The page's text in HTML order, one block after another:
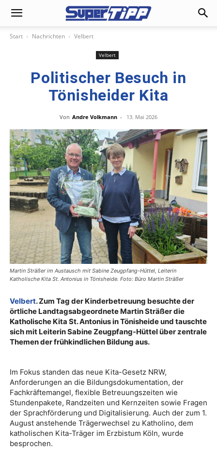
Start Nachrichten Velbert
Velbert
Politischer Besuch in
Tönisheider Kita
Von Andre Volkmann - 13. Mai 2026
Martin Sträßer im Austausch mit Sabine Zeugpfang-Hüttel, Leiterin
Katholische Kita St. Antonius in Tönisheide. Foto: Büro Martin Sträßer
Velbert. Zum Tag der Kinderbetreuung besuchte der
örtliche Landtagsabgeordnete Martin Sträßer die
Katholische Kita St. Antonius in Tönisheide und tauschte
sich mit Leiterin Sabine Zeugpfang-Hüttel über zentrale
Themen der frühkindlichen Bildung aus.
Im Fokus standen das neue Kita-Gesetz NRW,
Anforderungen an die Bildungsdokumentation, der
Fachkräftemangel, flexible Betreuungszeiten wie
Stundenpakete, Randzeiten und Kernzeiten sowie Fragen
der Sprachförderung und Digitalisierung. Auch der zum 1.
August anstehende Trägerwechsel zu Katholino, dem
katholischen Kita-Träger im Erzbistum Köln, wurde
besprochen.